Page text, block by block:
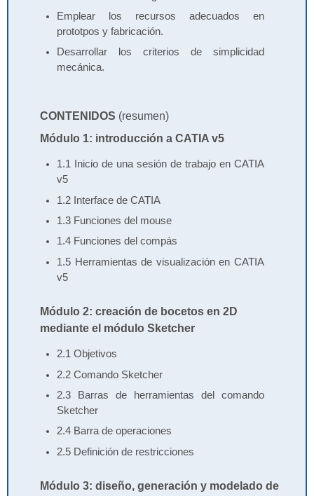
Emplear los recursos adecuados en
prototpos y fabricación.
Desarrollar los criterios de simplicidad
mecánica.
CONTENIDOS (resumen)
Módulo 1: introducción a CATIA v5
1.1 Inicio de una sesión de trabajo en CATIA
v5
1.2 Interface de CATIA
1.3 Funciones del mouse
1.4 Funciones del compás
1.5 Herramientas de visualización en CATIA
v5
Módulo 2: creación de bocetos en 2D
mediante el módulo Sketcher
2.1 Objetivos
2.2 Comando Sketcher
2.3 Barras de herramientas del comando
Sketcher
2.4 Barra de operaciones
2.5 Definición de restricciones
Módulo 3: diseño, generación y modelado de